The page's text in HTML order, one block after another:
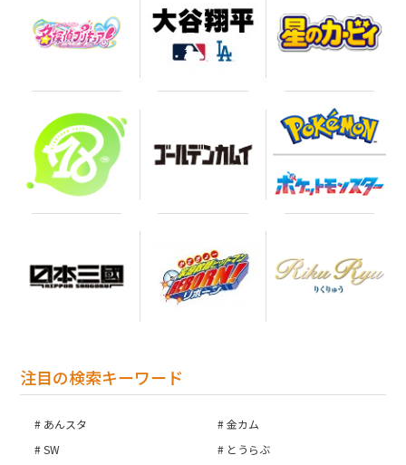
注目の検索キーワード
あんスタ
金カム
SW
とうらぶ